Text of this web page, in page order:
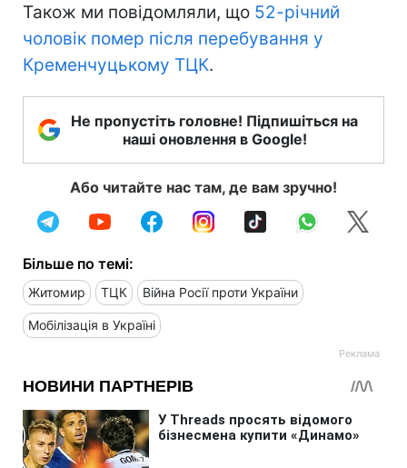
Також ми повідомляли, що 52-річний
чоловік помер після перебування у
Кременчуцькому ТЦК.
Не пропустіть головне! Підпишіться на
наші оновлення в Google!
Або читайте нас там, де вам зручно!
Більше по темі:
Житомир ТЦК Війна Росії проти України
Мобілізація в Україні